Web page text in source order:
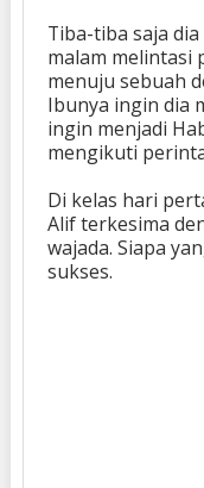
Tiba-tiba saja
malam melintasi
menuju sebuah
Ibunya ingin dia
ingin menjadi
mengikuti
Di kelas hari
Alif terkesima
wajada. Siapa
sukses.